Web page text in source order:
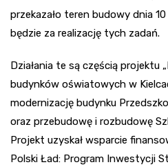
przekazało teren budowy dnia
będzie za realizację tych zadań.
Działania te są częścią projektu
budynków oświatowych w
modernizację budynku
oraz przebudowę i rozbudowę
Projekt uzyskał wsparcie
Polski Ład: Program Inwestycji